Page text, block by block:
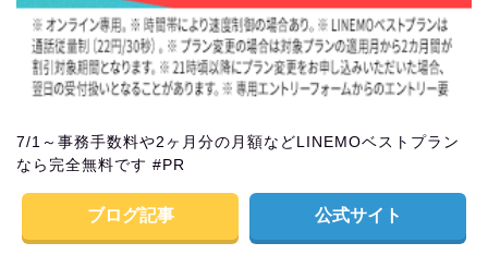
7/1～事務手数料や2ヶ月分の月額などLINEMOベストプラン
なら完全無料です #PR
ブログ記事 公式サイト